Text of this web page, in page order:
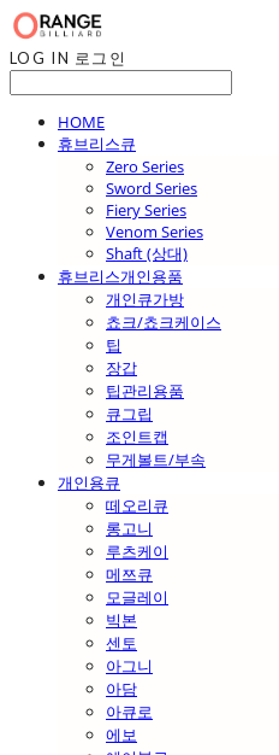
LOG IN 로그인
HOME
휴브리스큐
Zero Series
Sword Series
Fiery Series
Venom Series
Shaft (상대)
휴브리스개인용품
개인큐가방
쵸크/쵸크케이스
팁
장갑
팁관리용품
큐그립
조인트캡
무게볼트/부속
개인용큐
떼오리큐
롱고니
루츠케이
메쯔큐
모글레이
빅본
센토
아그니
아담
아큐로
에보